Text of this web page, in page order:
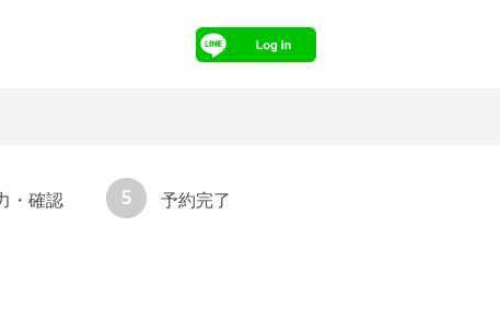
・確認 5 予約完了